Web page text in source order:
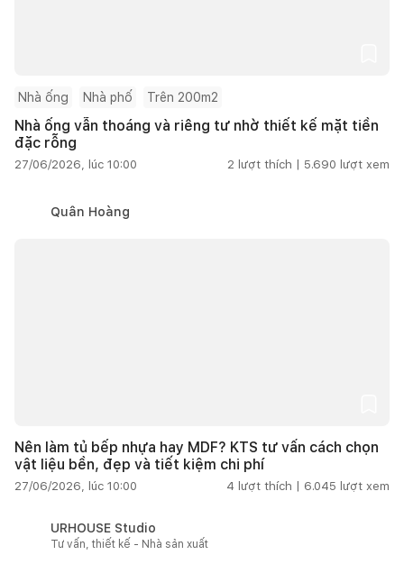
Nhà ống Nhà phố Trên 200m2
Nhà ống vẫn thoáng và riêng tư nhờ thiết kế mặt tiền
đặc rỗng
27/06/2026, lúc 10:00 2 lượt thích | 5.690 lượt xem
Quân Hoàng
Nên làm tủ bếp nhựa hay MDF? KTS tư vấn cách chọn
vật liệu bền, đẹp và tiết kiệm chi phí
27/06/2026, lúc 10:00 4 lượt thích | 6.045 lượt xem
URHOUSE Studio
Tư vấn, thiết kế - Nhà sản xuất